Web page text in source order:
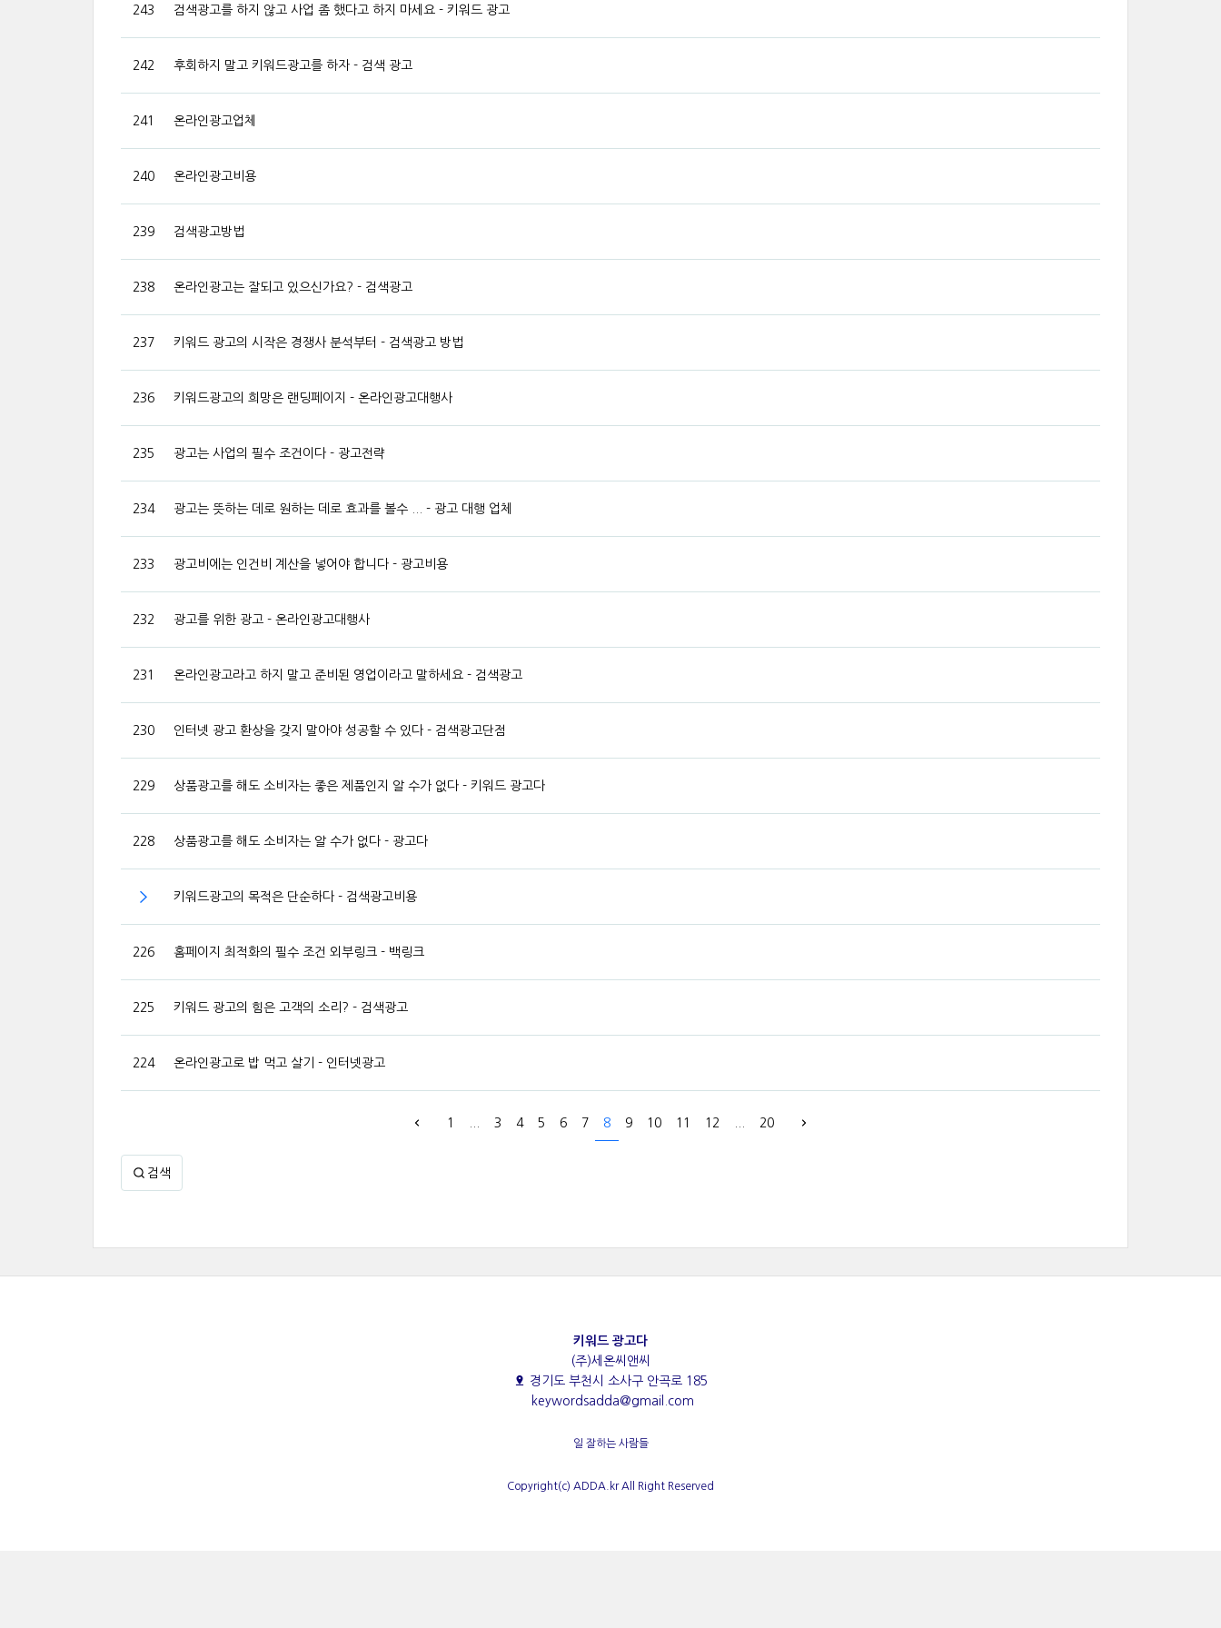
243 검색광고를 하지 않고 사업 좀 했다고 하지 마세요 - 키워드 광고
242 후회하지 말고 키워드광고를 하자 - 검색 광고
241 온라인광고업체
240 온라인광고비용
239 검색광고방법
238 온라인광고는 잘되고 있으신가요? - 검색광고
237 키워드 광고의 시작은 경쟁사 분석부터 - 검색광고 방법
236 키워드광고의 희망은 랜딩페이지 - 온라인광고대행사
235 광고는 사업의 필수 조건이다 - 광고전략
234 광고는 뜻하는 데로 원하는 데로 효과를 볼수 ... - 광고 대행 업체
233 광고비에는 인건비 계산을 넣어야 합니다 - 광고비용
232 광고를 위한 광고 - 온라인광고대행사
231 온라인광고라고 하지 말고 준비된 영업이라고 말하세요 - 검색광고
230 인터넷 광고 환상을 갖지 말아야 성공할 수 있다 - 검색광고단점
229 상품광고를 해도 소비자는 좋은 제품인지 알 수가 없다 - 키워드 광고다
228 상품광고를 해도 소비자는 알 수가 없다 - 광고다
키워드광고의 목적은 단순하다 - 검색광고비용
226 홈페이지 최적화의 필수 조건 외부링크 - 백링크
225 키워드 광고의 힘은 고객의 소리? - 검색광고
224 온라인광고로 밥 먹고 살기 - 인터넷광고
1 3 4 5 6 7 8 9 10 11 12 20
검색
키워드 광고다
(주)세온씨앤씨
경기도 부천시 소사구 안곡로 185
keywordsadda@gmail.com
일 잘하는 사람들
Copyright(c) ADDA.kr All Right Reserved